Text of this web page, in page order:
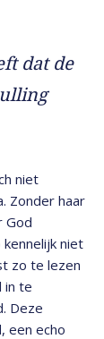
dat de
niet
Zonder haar
God
niet
zo te lezen
in te
Deze
een echo